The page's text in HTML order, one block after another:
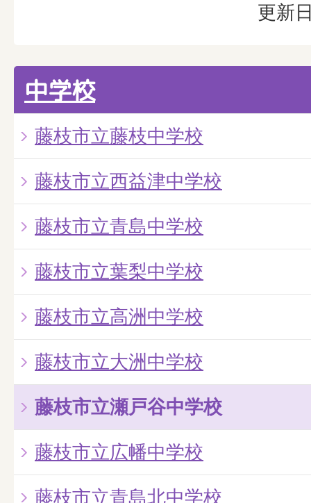
更新
中学校
藤枝市立藤枝中学校
藤枝市立西益津中学校
藤枝市立青島中学校
藤枝市立葉梨中学校
藤枝市立高洲中学校
藤枝市立大洲中学校
藤枝市立瀬戸谷中学校
藤枝市立広幡中学校
藤枝市立青島北中学校